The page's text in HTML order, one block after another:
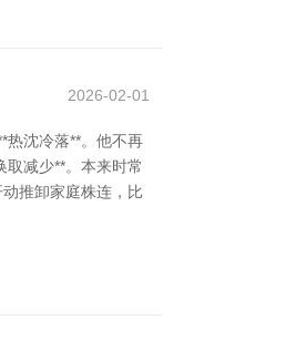
2026-02-01
热沈冷落**。他不再
减少**。本来时常
推卸家庭株连，比